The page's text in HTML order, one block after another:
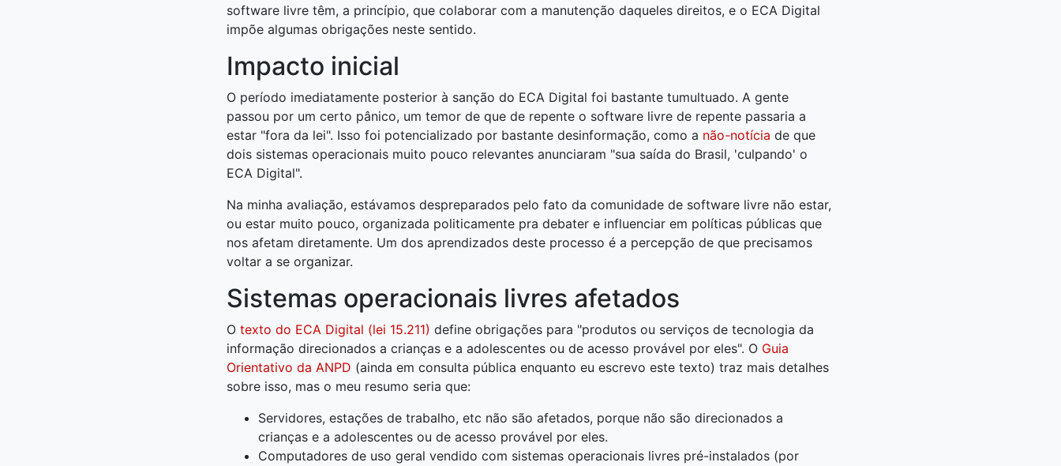
software livre têm, a princípio, que colaborar com a manutenção daqueles direitos, e o ECA Digital
impõe algumas obrigações neste sentido.
Impacto inicial
O período imediatamente posterior à sanção do ECA Digital foi bastante tumultuado. A gente
passou por um certo pânico, um temor de que de repente o software livre de repente passaria a
estar "fora da lei". Isso foi potencializado por bastante desinformação, como a não-notícia de que
dois sistemas operacionais muito pouco relevantes anunciaram "sua saída do Brasil, 'culpando' o
ECA Digital".
Na minha avaliação, estávamos despreparados pelo fato da comunidade de software livre não estar,
ou estar muito pouco, organizada politicamente pra debater e influenciar em políticas públicas que
nos afetam diretamente. Um dos aprendizados deste processo é a percepção de que precisamos
voltar a se organizar.
Sistemas operacionais livres afetados
O texto do ECA Digital (lei 15.211) define obrigações para "produtos ou serviços de tecnologia da
informação direcionados a crianças e a adolescentes ou de acesso provável por eles". O Guia
Orientativo da ANPD (ainda em consulta pública enquanto eu escrevo este texto) traz mais detalhes
sobre isso, mas o meu resumo seria que:
Servidores, estações de trabalho, etc não são afetados, porque não são direcionados a
crianças e a adolescentes ou de acesso provável por eles.
Computadores de uso geral vendido com sistemas operacionais livres pré-instalados (por